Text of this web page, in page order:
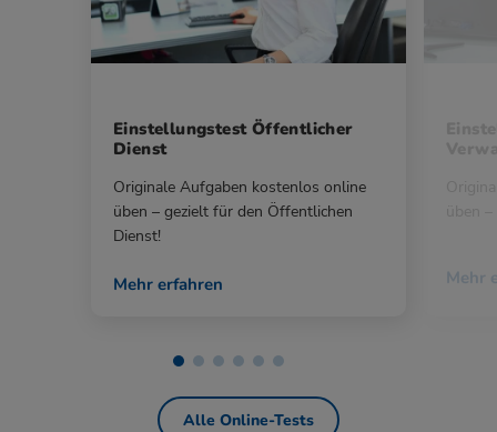
Einstellungstest Öffentlicher
Dienst
Originale Aufgaben kostenlos online
üben – gezielt für den Öffentlichen
Dienst!
Mehr erfahren Mehr
Alle Online-Tests